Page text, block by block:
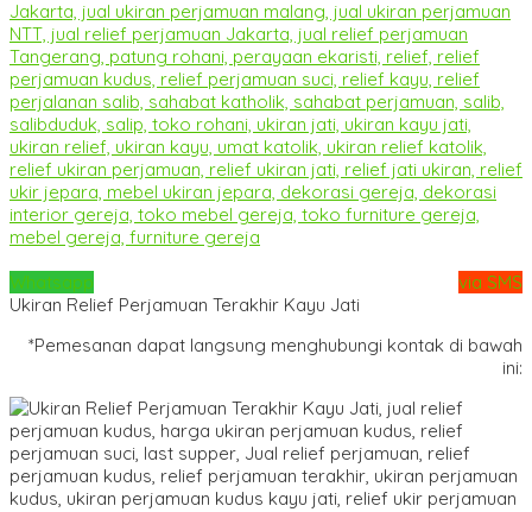
Whatsapp
via SMS
Ukiran Relief Perjamuan Terakhir Kayu Jati
*Pemesanan dapat langsung menghubungi kontak di bawah
ini: